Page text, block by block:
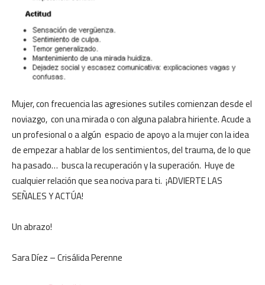
Mujer, con frecuencia las agresiones sutiles comienzan desde el
noviazgo, con una mirada o con alguna palabra hiriente. Acude a
un profesional o a algún espacio de apoyo a la mujer con la idea
de empezar a hablar de los sentimientos, del trauma, de lo que
ha pasado… busca la recuperación y la superación. Huye de
cualquier relación que sea nociva para ti. ¡ADVIERTE LAS
SEÑALES Y ACTÚA!
Un abrazo!
Sara Díez – Crisálida Perenne